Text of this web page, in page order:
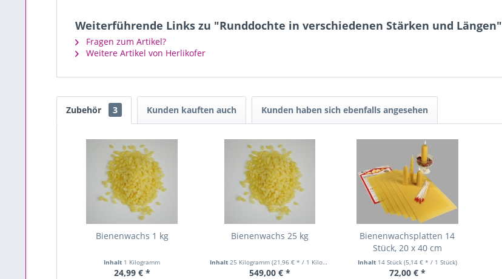
Weiterführende Links zu "Runddochte in verschiedenen Stärken und Längen"
Fragen zum Artikel?
Weitere Artikel von Herlikofer
Zubehör 3 Kunden kauften auch Kunden haben sich ebenfalls angesehen
Bienenwachs 1 kg
Inhalt 1 Kilogramm
24,99 € *
Bienenwachs 25 kg
Inhalt25 Kilogramm(21,96 € * / 1 Kilogramm)
549,00 € *
Bienenwachsplatten 14
Stück, 20 x 40 cm
Inhalt 14 Stück (5,14 € * / 1 Stück)
72,00 € *